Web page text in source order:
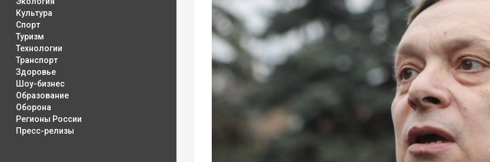
Культура
Спорт
Туризм
Технологии
Транспорт
Здоровье
Шоу-бизнес
Образование
Оборона
Регионы России
Пресс-релизы